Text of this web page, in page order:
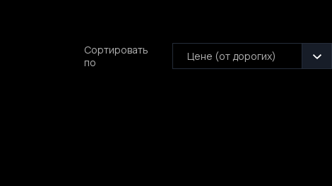
Сортировать
по
Цене (от дорогих)